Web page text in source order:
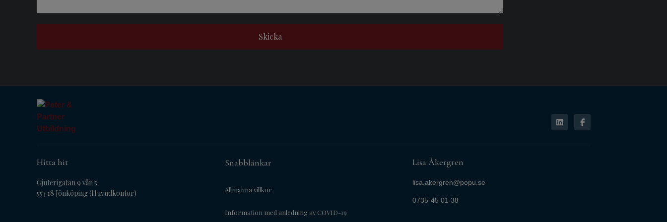
Skicka
Hitta hit
Gjuterigatan 9 vån 5
553 18 Jönköping (Huvudkontor)
Snabblänkar
Allmänna villkor
Information med anledning av COVID-19
Lisa Åkergren
lisa.akergren@popu.se
0735-45 01 38